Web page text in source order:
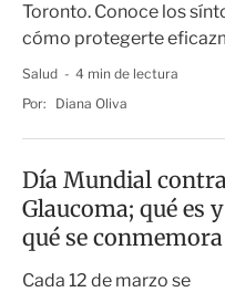
Toronto. Conoce los
cómo protegerte
Salud
4 min de lectura
Por:
Diana Oliva
Día Mundial
Glaucoma; qué es
qué se conmemora
Cada 12 de marzo se